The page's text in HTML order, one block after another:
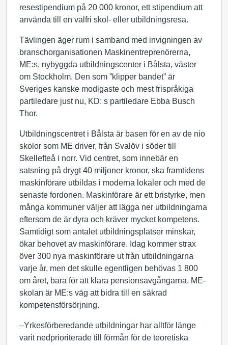
resestipendium på 20 000 kronor, ett stipendium att
använda till en valfri skol- eller utbildningsresa.
Tävlingen äger rum i samband med invigningen av
branschorganisationen Maskinentreprenörerna,
ME:s, nybyggda utbildningscenter i Bålsta, väster
om Stockholm. Den som ”klipper bandet” är
Sveriges kanske modigaste och mest frispråkiga
partiledare just nu, KD: s partiledare Ebba Busch
Thor.
Utbildningscentret i Bålsta är basen för en av de nio
skolor som ME driver, från Svalöv i söder till
Skellefteå i norr. Vid centret, som innebär en
satsning på drygt 40 miljoner kronor, ska framtidens
maskinförare utbildas i moderna lokaler och med de
senaste fordonen. Maskinförare är ett bristyrke, men
många kommuner väljer att lägga ner utbildningarna
eftersom de är dyra och kräver mycket kompetens.
Samtidigt som antalet utbildningsplatser minskar,
ökar behovet av maskinförare. Idag kommer strax
över 300 nya maskinförare ut från utbildningarna
varje år, men det skulle egentligen behövas 1 800
om året, bara för att klara pensionsavgångarna. ME-
skolan är ME:s väg att bidra till en säkrad
kompetensförsörjning.
–Yrkesförberedande utbildningar har alltför länge
varit nedprioriterade till förmån för de teoretiska